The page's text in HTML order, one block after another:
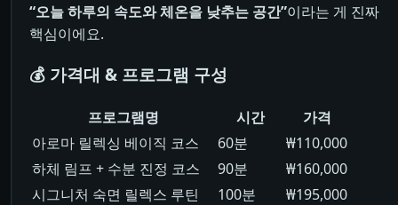
“오늘 하루의 속도와 체온을 낮추는 공간”이라는 게 진짜
핵심이에요.
💰 가격대 & 프로그램 구성
프로그램명 시간
가격
아로마 릴렉싱 베이직 코스
60분
₩110,000
하체 림프 + 수분 진정 코스
90분
₩160,000
시그니처 숙면 릴렉스 루틴
100분
₩195,000